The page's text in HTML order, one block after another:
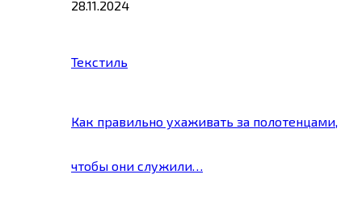
28.11.2024
Текстиль
Как правильно ухаживать за полотенцами,
чтобы они служили…